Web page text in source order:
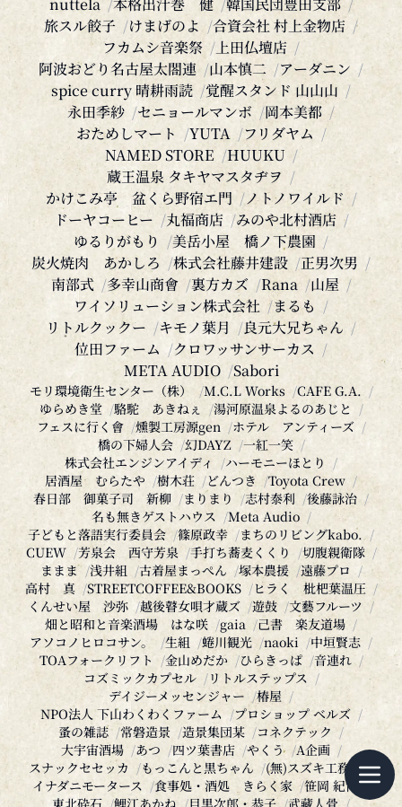
フカムシ音楽祭
上田仏壇店
阿波おどり名古屋太閤連
山本慎二
アーダニン
spice curry 晴耕雨読
覚醒スタンド 山山山
永田季紗
セニョールマンボ
岡本美都
おためしマート
YUTA
フリダヤム
NAMED STORE
HUUKU
蔵王温泉 タキヤマスタヂヲ
かけこみ亭 盆くら野宿エ門
ノトノワイルド
ドーヤコーヒー
丸福商店
みのや北村酒店
ゆるりがもり
美岳小屋 橋ノ下農園
炭火焼肉 あかしろ
株式会社藤井建設
正男次男
南部式
多幸山商會 裏方カズ Rana
山屋
ワイソリューション株式会社
まるも
リトルクックー
キモノ葉月
良元大兄ちゃん
位田ファーム
クロワッサンサーカス
META AUDIO
Sabori
モリ環境衛生センター（株） M.C.L Works
ゆらめき堂
駱駝 あきねぇ
湯河原温泉よるのあじと
フェスに行く會
燻製工房源gen
ホテル アンティーズ
橋の下婦人会
幻DAYZ
一紅一笑
株式会社エンジンアイディ
ハーモニーほとり
居酒屋 むらたや
樹木荘 どんつき
Toyota Crew
春日部 御菓子司 新柳
まりまり 志村泰利
後藤詠治
名も無きゲストハウス
Meta Audio
子どもと落語実行委員会
篠原政幸
まちのリビングkabo.
CUEW
芳泉会 西守芳泉 手打ち蕎麦くくり
切腹親衛隊
ままま
浅井組 古着屋まっぺん 塚本農援
遠藤プロ
高村 真
STREETCOFFEE&BOOKS
ヒラく 枇杷葉温圧
くんせい屋 沙弥
越後瞽女唄才蔵ズ 遊鼓
文藝フルーツ
畑と昭和と音楽酒場 はな咲
gaia
己書 楽友道場
アソコノヒロコサン。
生組 蜷川観光 naoki
中垣賢志
TOAフォークリフト
金山めだか ひらきっぱ
音連れ
コズミックカプセル
リトルステップス
デイジーメッセンジャー
椿屋
NPO法人 下山わくわくファーム
プロショップ ベルズ
蚤の雑誌
常磐造景 造景集団某
コネクテック
大宇宙酒場
あつ 四ツ葉書店 やくう
A企画
スナックセセッカ
もっこんと黒ちゃん
(無)スズキ工務店
イナダニモータース
食事処・酒処 きらく家
笹岡 紀博
東北砕石
鯉江あかね 目黒次郎・恭子
武藏人骨
チンドンゑみ華組
POWER TO THA PEOPLE